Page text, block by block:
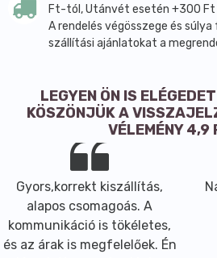
Ft-tól, Utánvét esetén +300 Ft
A rendelés végösszege és
szállítási ajánlatokat a
LEGYEN ÖN IS
KÖSZÖNJÜK A
VÉLEMÉNY 4,9
Gyors,korrekt kiszállítás,
alapos csomagoás. A
kommunikáció is tökéletes,
és az árak is megfelelőek. Én